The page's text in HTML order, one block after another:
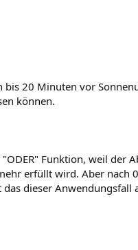
20 Minuten vor
können.
Funktion, weil der
erfüllt wird. Aber nach
dieser Anwendungsfall